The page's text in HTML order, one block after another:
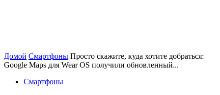
Домой Смартфоны Просто скажите, куда хотите добраться:
Google Maps для Wear OS получили обновленный...
Смартфоны